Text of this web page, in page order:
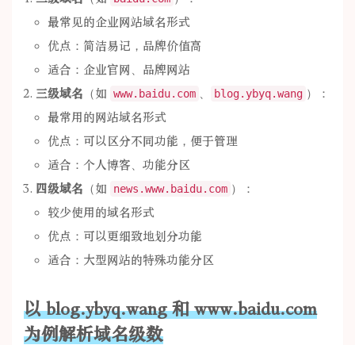
最常见的企业网站域名形式
优点：简洁易记，品牌价值高
适合：企业官网、品牌网站
三级域名 （如 www.baidu.com 、 blog.ybyq.wang ）：
最常用的网站域名形式
优点：可以区分不同功能，便于管理
适合：个人博客、功能分区
四级域名 （如 news.www.baidu.com ）：
较少使用的域名形式
优点：可以更细致地划分功能
适合：大型网站的特殊功能分区
以 blog.ybyq.wang 和 www.baidu.com
为例解析域名级数